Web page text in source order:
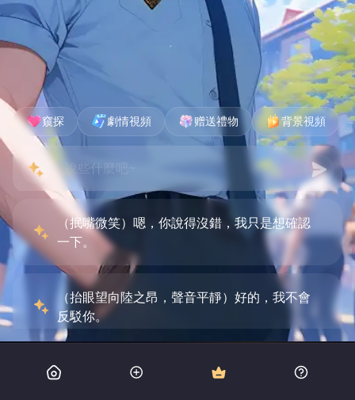
窺探 劇情視頻 赠送禮物 背景視頻
（抿嘴微笑）嗯，你說得沒錯，我只是想確認
一下。
（抬眼望向陸之昂，聲音平靜）好的，我不會
反駁你。